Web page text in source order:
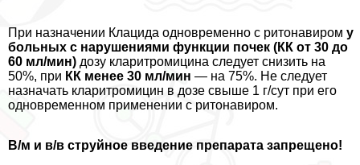
При назначении Клацида одновременно с ритонавиром у
больных с нарушениями функции почек (КК от 30 до
60 мл/мин) дозу кларитромицина следует снизить на
50%, при КК менее 30 мл/мин — на 75%. Не следует
назначать кларитромицин в дозе свыше 1 г/сут при его
одновременном применении с ритонавиром.
В/м и в/в струйное введение препарата запрещено!